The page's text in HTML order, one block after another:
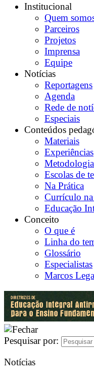
Institucional
Quem
Parceiros
Projetos
Imprensa
Equipe
Notícias
Reportagens
Agenda
Rede de
Especiais
Conteúdos
Materiais
Experiências
Escolas de
Na Prática
Currículo
Educação
Conceito
O que é
Linha do
Glossário
Especialistas
Marcos
Pesquisar por:
Notícias